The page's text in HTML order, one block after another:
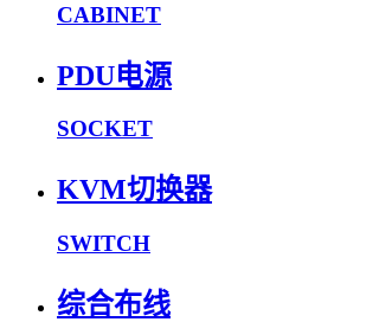
CABINET
PDU电源
SOCKET
KVM切换器
SWITCH
综合布线